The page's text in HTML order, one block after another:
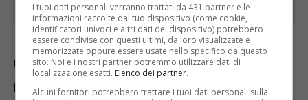
Coinvolti in questa prima edizione i
funzionari delComitato regionale per le
I tuoi dati personali verranno trattati da 431 partner e le
informazioni raccolte dal tuo dispositivo (come cookie,
identificatori univoci e altri dati del dispositivo) potrebbero
essere condivise con questi ultimi, da loro visualizzate e
memorizzate oppure essere usate nello specifico da questo
sito. Noi e i nostri partner potremmo utilizzare dati di
localizzazione esatti. Elenco dei partner.
Alcuni fornitori potrebbero trattare i tuoi dati personali sulla